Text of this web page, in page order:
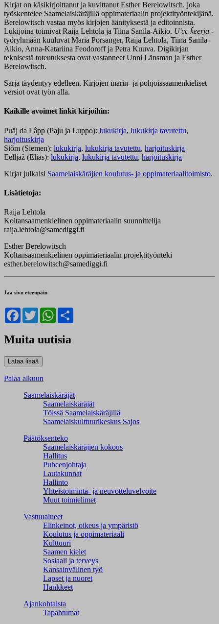
Kirjat on käsikirjoittanut ja kuvittanut Esther Berelowitsch, joka
työskentelee Saamelaiskäräjillä oppimateriaalin projektityöntekijänä.
Berelowitsch vastaa myös kirjojen äänityksestä ja editoinnista.
Lukijoina toimivat Raija Lehtola ja Tiina Sanila-Aikio. Uʹcc ǩeerja -
työryhmään kuuluvat Maria Porsanger, Raija Lehtola, Tiina Sanila-
Aikio, Anna-Katariina Feodoroff ja Petra Kuuva. Digikirjan
teknisestä toteutuksesta ovat vastanneet Unni Länsman ja Esther
Berelowitsch.
Sarja täydentyy edelleen. Kirjojen inarin- ja pohjoissaamenkieliset
versiot ovat työn alla.
Kaikille avoimet linkit kirjoihin:
Puäj da Lâpp (Paju ja Luppo): lukukirja, lukukirja tavutettu,
harjoituskirja
Siõm (Siemen): lukukirja, lukukirja tavutettu, harjoituskirja
Eelljaž (Elias): lukukirja, lukukirja tavutettu, harjoituskirja
Kirjat julkaisi Saamelaiskäräjien koulutus- ja oppimateriaalitoimisto.
Lisätietoja:
Raija Lehtola
Koltansaamenkielinen oppimateriaalin suunnittelija
raija.lehtola@samediggi.fi
Esther Berelowitsch
Koltansaamenkielinen oppimateriaalin projektityönteki
esther.berelowitsch@samediggi.fi
Jaa sivu eteenpäin
Facebook
TwitterWhatsApp
Muita uutisia
Palaa alkuun
Saamelaiskäräjät
Saamelaiskäräjät
Töissä Saamelaiskäräjillä
Saamelaiskulttuuri­keskus Sajos
Päätöksenteko
Saamelaiskäräjien kokous
Hallitus
Puheenjohtaja
Lautakunnat
Hallinto
Yhteistoiminta- ja neuvotteluvelvoite
Muut toimielimet
Vastuualueet
Elinkeinot, oikeus ja ympäristö
Koulutus ja oppimateriaali
Kulttuuri
Saamen kielet
Sosiaali ja terveys
Kansainvälinen työ
Lapset ja nuoret
Hankkeet
Ajankohtaista
Tapahtumat